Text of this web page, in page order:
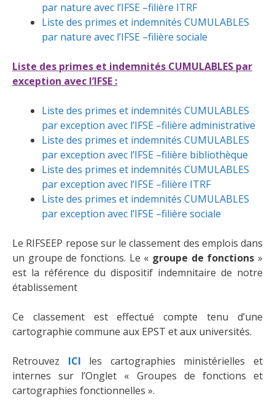
par nature avec l’IFSE –filière ITRF
Liste des primes et indemnités CUMULABLES
par nature avec l’IFSE –filière sociale
Liste des primes et indemnités CUMULABLES par
exception avec l’IFSE :
Liste des primes et indemnités CUMULABLES
par exception avec l’IFSE –filière administrative
Liste des primes et indemnités CUMULABLES
par exception avec l’IFSE –filière bibliothèque
Liste des primes et indemnités CUMULABLES
par exception avec l’IFSE –filière ITRF
Liste des primes et indemnités CUMULABLES
par exception avec l’IFSE –filière sociale
Le RIFSEEP repose sur le classement des emplois dans
un groupe de fonctions. Le « groupe de fonctions »
est la référence du dispositif indemnitaire de notre
établissement
Ce classement est effectué compte tenu d’une
cartographie commune aux EPST et aux universités.
Retrouvez ICI les cartographies ministérielles et
internes sur l’Onglet « Groupes de fonctions et
cartographies fonctionnelles ».